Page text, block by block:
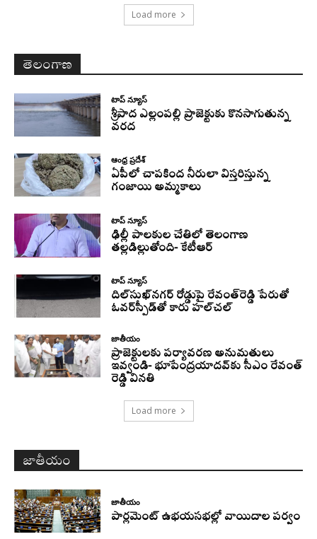
Load more
తెలంగాణ
టాప్ న్యూస్
శ్రీపాద ఎల్లంపల్లి ప్రాజెక్టుకు కొనసాగుతున్న
వరద
ఆంధ్ర ప్రదేశ్
ఏపీలో చాపకింద నీరులా విస్తరిస్తున్న
గంజాయి అమ్మకాలు
టాప్ న్యూస్
ఢిల్లీ పాలకుల చేతిలో తెలంగాణ
తల్లడిల్లుతోంది- కేటీఆర్
టాప్ న్యూస్
దిల్‌సుఖ్‌నగర్‌ రోడ్డుపై రేవంత్‌రెడ్డి పేరుతో
ఓవర్‌స్పీడ్‌తో కారు హల్‌చల్‌
జాతీయం
ప్రాజెక్టులకు పర్యావరణ అనుమతులు
ఇవ్వండి- భూపేంద్రయాదవ్‌కు సీఎం రేవంత్‌
రెడ్డి వినతి
Load more
జాతీయం
జాతీయం
పార్లమెంట్ ఉభయసభల్లో వాయిదాల పర్వం